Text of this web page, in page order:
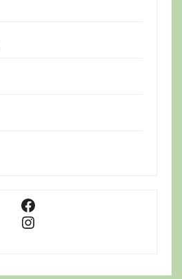
Facebook
Instagram